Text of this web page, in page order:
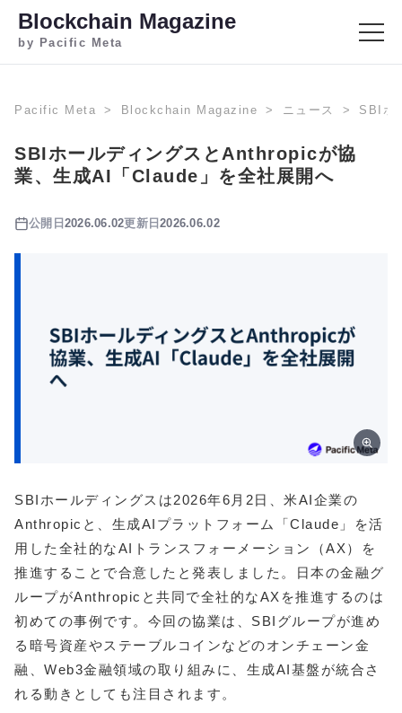
Blockchain Magazine
by Pacific Meta
Pacific Meta Blockchain Magazine ニュース SBIホ
SBIホールディングスとAnthropicが協
業、生成AI「Claude」を全社展開へ
公開日 2026.06.02更新日2026.06.02
SBIホールディングスは2026年6月2日、米AI企業の
Anthropicと、生成AIプラットフォーム「Claude」を活
用した全社的なAIトランスフォーメーション（AX）を
推進することで合意したと発表しました。日本の金融グ
ループがAnthropicと共同で全社的なAXを推進するのは
初めての事例です。今回の協業は、SBIグループが進め
る暗号資産やステーブルコインなどのオンチェーン金
融、Web3金融領域の取り組みに、生成AI基盤が統合さ
れる動きとしても注目されます。